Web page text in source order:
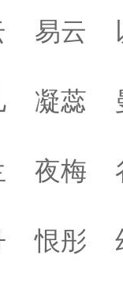
易云
凝蕊
夜梅
恨彤